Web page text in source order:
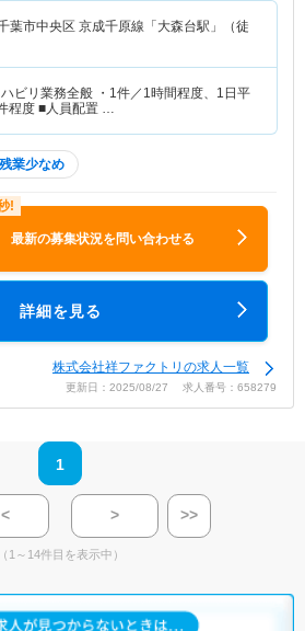
葉市中央区 京成千原線「大森台駅」（徒
ビリ業務全般 ・1件／1時間程度、1日平
程度 ■人員配置 …
残業少なめ
最新の募集状況を問い合わせる
詳細を見る
株式会社祥ファクトリの求人一覧
更新日：2025/08/27 求人番号：658279
1
< > >>
（1～14件目を表示中）